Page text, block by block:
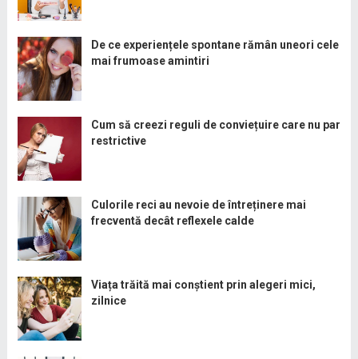
De ce experiențele spontane rămân uneori cele
mai frumoase amintiri
Cum să creezi reguli de conviețuire care nu par
restrictive
Culorile reci au nevoie de întreținere mai
frecventă decât reflexele calde
Viața trăită mai conștient prin alegeri mici,
zilnice